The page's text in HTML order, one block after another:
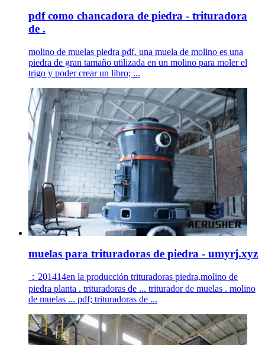
pdf como chancadora de piedra - trituradora
de .
molino de muelas piedra pdf. una muela de molino es una
piedra de gran tamaño utilizada en un molino para moler el
trigo y poder crear un libro; ...
muelas para trituradoras de piedra - umyrj.xyz
：201414en la producción trituradoras piedra,molino de
piedra planta . trituradoras de ... triturador de muelas . molino
de muelas ... pdf; trituradoras de ...